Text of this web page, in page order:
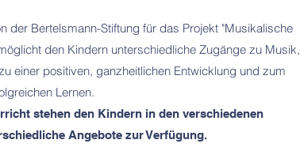
der Bertelsmann-Stiftung für das Projekt "Musikalische
den Kindern unterschiedliche Zugänge zu Musik,
einer positiven, ganzheitlichen Entwicklung und zum
Lernen.
stehen den Kindern in den verschiedenen
Angebote zur Verfügung.